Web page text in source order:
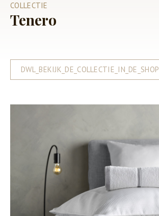
COLLECTIES
OVER ONS
NIEUWS
COLLECTIE
Tenero
DWL_BEKIJK_DE_COLLECTIE_IN_DE_SHOP